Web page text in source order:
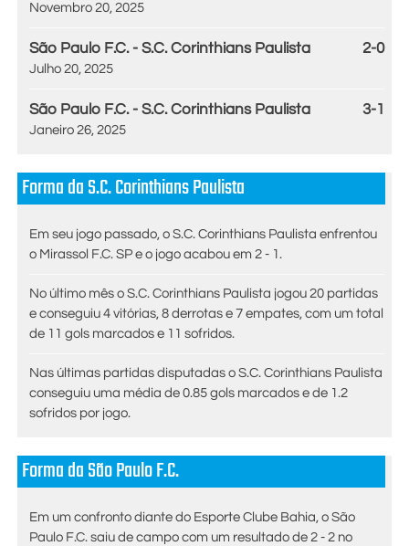
Novembro 20, 2025
São Paulo F.C. - S.C. Corinthians Paulista 2-0
Julho 20, 2025
São Paulo F.C. - S.C. Corinthians Paulista 3-1
Janeiro 26, 2025
Forma da S.C. Corinthians Paulista
Em seu jogo passado, o S.C. Corinthians Paulista enfrentou
o Mirassol F.C. SP e o jogo acabou em 2 - 1.
No último mês o S.C. Corinthians Paulista jogou 20 partidas
e conseguiu 4 vitórias, 8 derrotas e 7 empates, com um total
de 11 gols marcados e 11 sofridos.
Nas últimas partidas disputadas o S.C. Corinthians Paulista
conseguiu uma média de 0.85 gols marcados e de 1.2
sofridos por jogo.
Forma da São Paulo F.C.
Em um confronto diante do Esporte Clube Bahia, o São
Paulo F.C. saiu de campo com um resultado de 2 - 2 no